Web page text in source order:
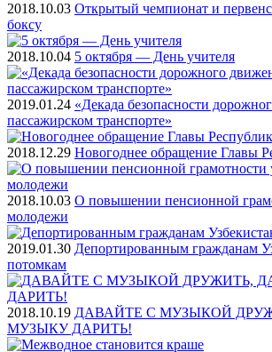
2018.10.03 Открытый чемпионат и
боксу
2018.10.04 5 октября — День учителя
2019.01.24 «Декада безопасности
пассажирском транспорте»
2018.12.29 Новогоднее обращение Главы
2018.10.03 О повышении пенсионной
молодежи
2019.01.30 Депортированным гражданам
потомкам
2018.10.19 ДАВАЙТЕ С МУЗЫКОЙ
МУЗЫКУ ДАРИТЬ!